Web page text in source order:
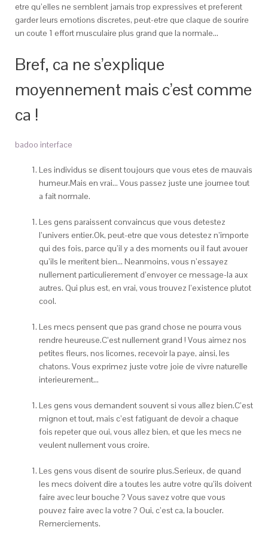
etre qu’elles ne semblent jamais trop expressives et preferent
garder leurs emotions discretes, peut-etre que claque de sourire
un coute 1 effort musculaire plus grand que la normale…
Bref, ca ne s’explique
moyennement mais c’est comme
ca !
badoo interface
Les individus se disent toujours que vous etes de mauvais
humeur.Mais en vrai… Vous passez juste une journee tout
a fait normale.
Les gens paraissent convaincus que vous detestez
l’univers entier.Ok, peut-etre que vous detestez n’importe
qui des fois, parce qu’il y a des moments ou il faut avouer
qu’ils le meritent bien… Neanmoins, vous n’essayez
nullement particulierement d’envoyer ce message-la aux
autres. Qui plus est, en vrai, vous trouvez l’existence plutot
cool.
Les mecs pensent que pas grand chose ne pourra vous
rendre heureuse.C’est nullement grand ! Vous aimez nos
petites fleurs, nos licornes, recevoir la paye, ainsi, les
chatons. Vous exprimez juste votre joie de vivre naturelle
interieurement…
Les gens vous demandent souvent si vous allez bien.C’est
mignon et tout, mais c’est fatiguant de devoir a chaque
fois repeter que oui, vous allez bien, et que les mecs ne
veulent nullement vous croire.
Les gens vous disent de sourire plus.Serieux, de quand
les mecs doivent dire a toutes les autre votre qu’ils doivent
faire avec leur bouche ? Vous savez votre que vous
pouvez faire avec la votre ? Oui, c’est ca, la boucler.
Remerciements.